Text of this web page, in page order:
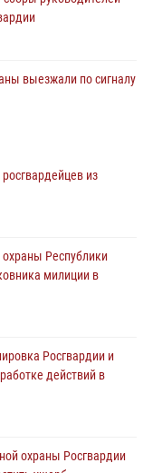
выезжали по сигналу
Вымскому району
Росгвардии и
из
из
Республики
милиции в
Росгвардии и
действий в
охраны Росгвардии